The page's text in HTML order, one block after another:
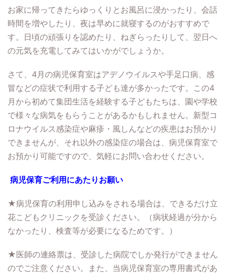
お家に帰ってきたらゆっくりとお風呂に浸かったり、会話
時間を増やしたり、夜は早めに就寝するのがおすすめで
す。日頃の頑張りを認めたり、ねぎらったりして、翌日へ
の元気を充電してみてはいかがでしょうか。
さて、4月の病児保育室はアデノウイルスや手足口病、感
冒などの症状で利用する子ども達が多かったです。この4
月から初めて集団生活を経験する子どもたちは、園や学校
で様々な病気をもらうことがあるかもしれません。新型コ
ロナウイルス感染症や麻疹・風しんなどの疾患はお預かり
できませんが、それ以外の感染症の場合は、病児保育室で
お預かり可能ですので、気軽にお問い合わせください。
病児保育ご利用にあたりお願い
★病児保育の利用申し込みをされる場合は、できるだけ立
花こどもクリニックを受診ください。（病状経過が分から
なかったり、検査等が必要になるためです。）
★医師の連絡票は、受診した病院でしか発行ができません
のでご注意ください。また、当病児保育室の専用書式があ